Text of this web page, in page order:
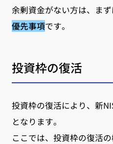
余剰資金がない方は、ま
優先事項です。
投資枠の復活
投資枠の復活により、新
となります。
ここでは、投資枠の復活